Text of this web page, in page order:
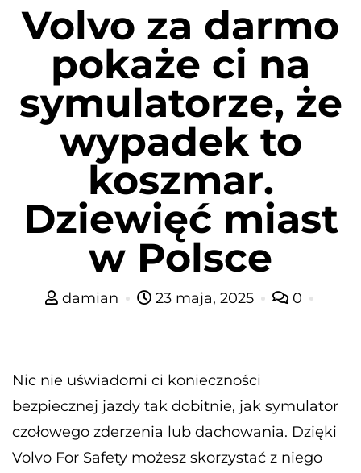
Volvo za darmo
pokaże ci na
symulatorze, że
wypadek to
koszmar.
Dziewięć miast
w Polsce
damian 23 maja, 2025 0
Nic nie uświadomi ci konieczności
bezpiecznej jazdy tak dobitnie, jak symulator
czołowego zderzenia lub dachowania. Dzięki
Volvo For Safety możesz skorzystać z niego